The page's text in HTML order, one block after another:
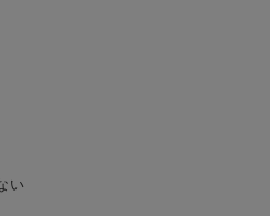
い